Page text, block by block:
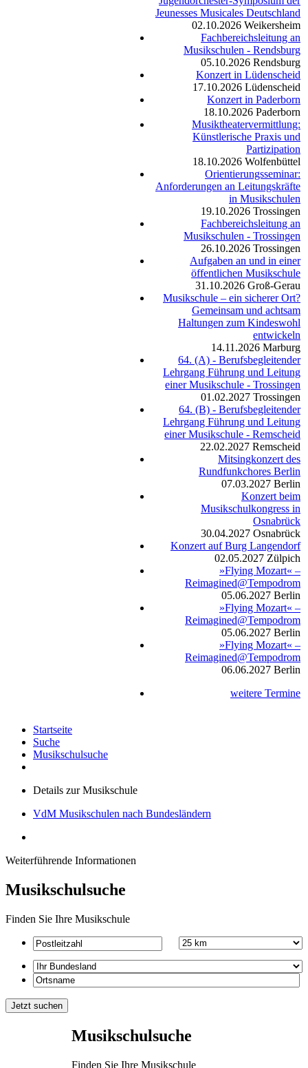
Jeunesses Musicales Deutschland
02.10.2026 Weikersheim
Fachbereichsleitung an
Musikschulen - Rendsburg
05.10.2026 Rendsburg
Konzert in Lüdenscheid
17.10.2026 Lüdenscheid
Konzert in Paderborn
18.10.2026 Paderborn
Musiktheatervermittlung:
Künstlerische Praxis und
Partizipation
18.10.2026 Wolfenbüttel
Orientierungsseminar:
Anforderungen an Leitungskräfte
in Musikschulen
19.10.2026 Trossingen
Fachbereichsleitung an
Musikschulen - Trossingen
26.10.2026 Trossingen
Aufgaben an und in einer
öffentlichen Musikschule
31.10.2026 Groß-Gerau
Musikschule – ein sicherer Ort?
Gemeinsam und achtsam
Haltungen zum Kindeswohl
entwickeln
14.11.2026 Marburg
64. (A) - Berufsbegleitender
Lehrgang Führung und Leitung
einer Musikschule - Trossingen
01.02.2027 Trossingen
64. (B) - Berufsbegleitender
Lehrgang Führung und Leitung
einer Musikschule - Remscheid
22.02.2027 Remscheid
Mitsingkonzert des
Rundfunkchores Berlin
07.03.2027 Berlin
Konzert beim
Musikschulkongress in
Osnabrück
30.04.2027 Osnabrück
Konzert auf Burg Langendorf
02.05.2027 Zülpich
»Flying Mozart« –
Reimagined@Tempodrom
05.06.2027 Berlin
»Flying Mozart« –
Reimagined@Tempodrom
05.06.2027 Berlin
»Flying Mozart« –
Reimagined@Tempodrom
06.06.2027 Berlin
weitere Termine
Startseite
Suche
Musikschulsuche
Details zur Musikschule
VdM Musikschulen nach Bundesländern
Weiterführende Informationen
Musikschulsuche
Finden Sie Ihre Musikschule
Musikschulsuche
Finden Sie Ihre Musikschule